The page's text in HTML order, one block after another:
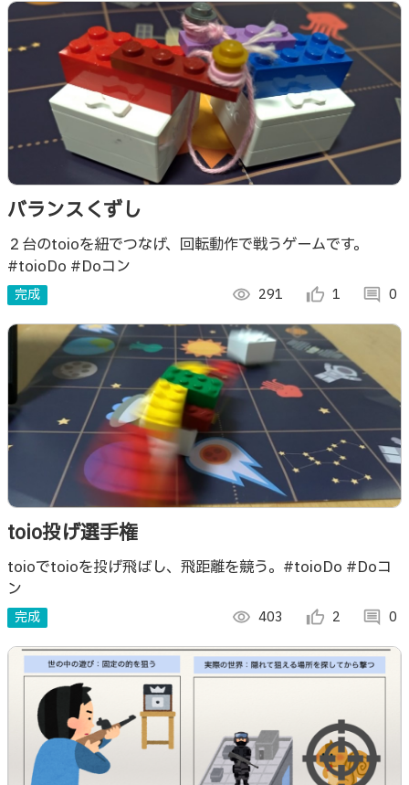
バランスくずし
２台のtoioを紐でつなげ、回転動作で戦うゲームです。
#toioDo #Doコン
完成 visibility 291 thumb_up_alt 1 comment 0
toio投げ選手権
toioでtoioを投げ飛ばし、飛距離を競う。#toioDo #Doコ
ン
完成 visibility 403 thumb_up_alt 2 comment 0